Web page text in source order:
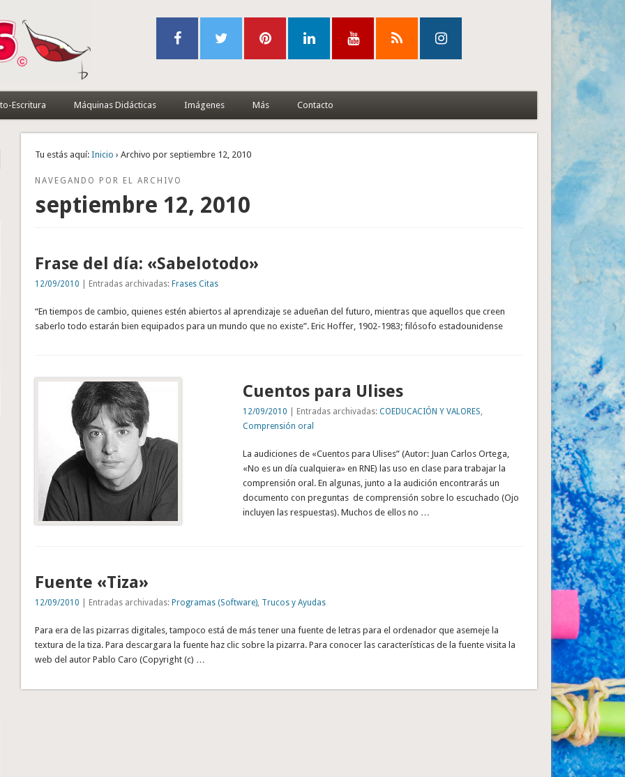
Escritura Máquinas Didácticas Imágenes Más Contacto
Tu estás aquí: Inicio › Archivo por septiembre 12, 2010
NAVEGANDO POR EL ARCHIVO
septiembre 12, 2010
Frase del día: «Sabelotodo»
12/09/2010 | Entradas archivadas:Frases Citas
“En tiempos de cambio, quienes estén abiertos al aprendizaje se adueñan del futuro, mientras que aquellos que creen
saberlo todo estarán bien equipados para un mundo que no existe”. Eric Hoffer, 1902-1983; filósofo estadounidense
Cuentos para Ulises
12/09/2010 | Entradas archivadas: COEDUCACIÓN Y VALORES,
Comprensión oral
La audiciones de «Cuentos para Ulises” (Autor: Juan Carlos Ortega,
«No es un día cualquiera» en RNE) las uso en clase para trabajar la
comprensión oral. En algunas, junto a la audición encontrarás un
documento con preguntas de comprensión sobre lo escuchado (Ojo
incluyen las respuestas). Muchos de ellos no …
Fuente «Tiza»
12/09/2010 | Entradas archivadas: Programas (Software), Trucos y Ayudas
Para era de las pizarras digitales, tampoco está de más tener una fuente de letras para el ordenador que asemeje la
textura de la tiza. Para descargara la fuente haz clic sobre la pizarra. Para conocer las características de la fuente visita la
web del autor Pablo Caro (Copyright (c) …